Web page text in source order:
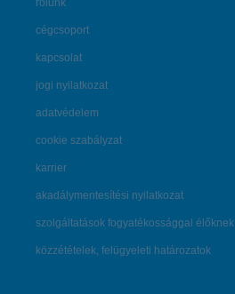
rólunk
cégcsoport
kapcsolat
jogi nyilatkozat
adatvédelem
cookie szabályzat
karrier
akadálymentesítési nyilatkozat
szolgáltatások fogyatékossággal élőknek
közzétételek, felügyeleti határozatok